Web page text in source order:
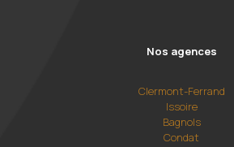
Nos agences
Clermont-Ferrand
Issoire
Bagnols
Condat